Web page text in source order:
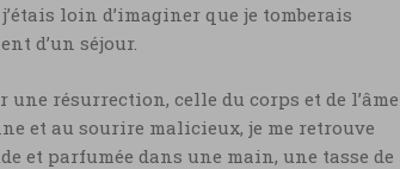
loin d’imaginer que je tomberais
d’un séjour.
une résurrection, celle du corps et de l’âme
et au sourire malicieux, je me retrouve
et parfumée dans une main, une tasse de